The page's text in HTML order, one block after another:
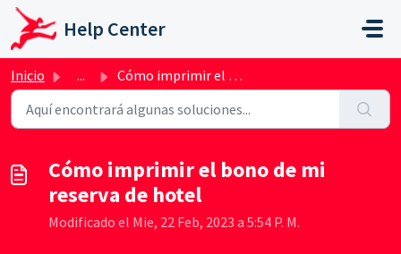
Saltar al contenido principal
Help Center
Inicio ... Cómo imprimir el bono de mi reserva de hotel
Cómo imprimir el bono de mi
reserva de hotel
Modificado el Mie, 22 Feb, 2023 a 5:54 P. M.